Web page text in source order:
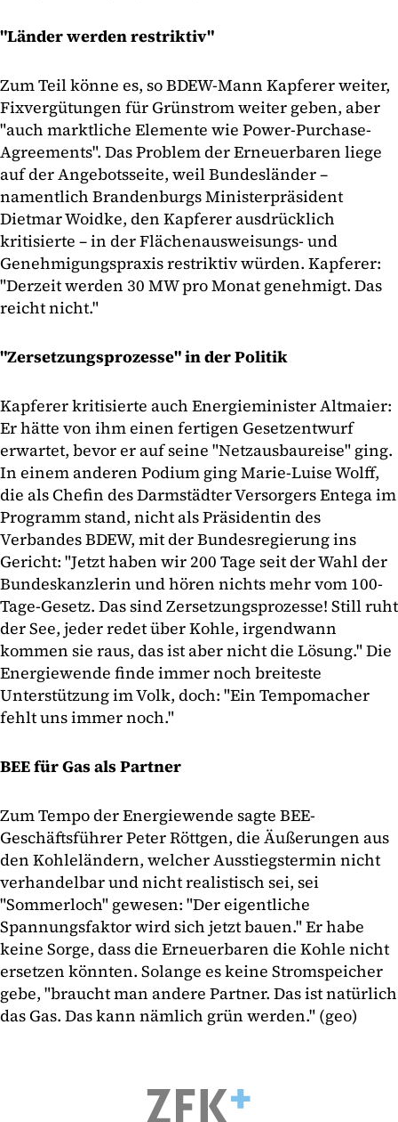
"Länder werden restriktiv"
Zum Teil könne es, so BDEW-Mann Kapferer weiter,
Fixvergütungen für Grünstrom weiter geben, aber
"auch marktliche Elemente wie Power-Purchase-
Agreements". Das Problem der Erneuerbaren liege
auf der Angebotsseite, weil Bundesländer –
namentlich Brandenburgs Ministerpräsident
Dietmar Woidke, den Kapferer ausdrücklich
kritisierte – in der Flächenausweisungs- und
Genehmigungspraxis restriktiv würden. Kapferer:
"Derzeit werden 30 MW pro Monat genehmigt. Das
reicht nicht."
"Zersetzungsprozesse" in der Politik
Kapferer kritisierte auch Energieminister Altmaier:
Er hätte von ihm einen fertigen Gesetzentwurf
erwartet, bevor er auf seine "Netzausbaureise" ging.
In einem anderen Podium ging Marie-Luise Wolff,
die als Chefin des Darmstädter Versorgers Entega im
Programm stand, nicht als Präsidentin des
Verbandes BDEW, mit der Bundesregierung ins
Gericht: "Jetzt haben wir 200 Tage seit der Wahl der
Bundeskanzlerin und hören nichts mehr vom 100-
Tage-Gesetz. Das sind Zersetzungsprozesse! Still ruht
der See, jeder redet über Kohle, irgendwann
kommen sie raus, das ist aber nicht die Lösung." Die
Energiewende finde immer noch breiteste
Unterstützung im Volk, doch: "Ein Tempomacher
fehlt uns immer noch."
BEE für Gas als Partner
Zum Tempo der Energiewende sagte BEE-
Geschäftsführer Peter Röttgen, die Äußerungen aus
den Kohleländern, welcher Ausstiegstermin nicht
verhandelbar und nicht realistisch sei, sei
"Sommerloch" gewesen: "Der eigentliche
Spannungsfaktor wird sich jetzt bauen." Er habe
keine Sorge, dass die Erneuerbaren die Kohle nicht
ersetzen könnten. Solange es keine Stromspeicher
gebe, "braucht man andere Partner. Das ist natürlich
das Gas. Das kann nämlich grün werden." (geo)